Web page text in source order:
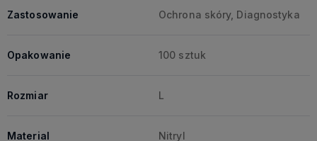
Zastosowanie Ochrona skóry, Diagnostyka
Opakowanie 100 sztuk
Rozmiar L
Material Nitryl